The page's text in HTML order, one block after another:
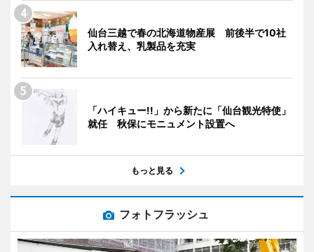
仙台三越で春の北海道物産展 前後半で10社
入れ替え、乳製品を充実
「ハイキュー!!」から新たに「仙台観光特使」
就任 秋保にモニュメント設置へ
もっと見る
フォトフラッシュ